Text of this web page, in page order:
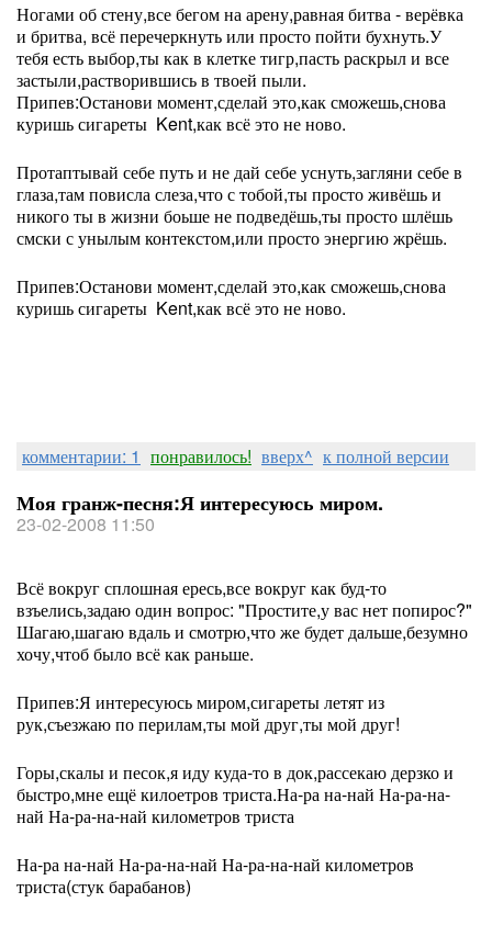
Ногами об стену,все бегом на арену,равная битва - верёвка
и бритва, всё перечеркнуть или просто пойти бухнуть.У
тебя есть выбор,ты как в клетке тигр,пасть раскрыл и все
застыли,растворившись в твоей пыли.
Припев:Останови момент,сделай это,как сможешь,снова
куришь сигареты Kent,как всё это не ново.
Протаптывай себе путь и не дай себе уснуть,загляни себе в
глаза,там повисла слеза,что с тобой,ты просто живёшь и
никого ты в жизни боьше не подведёшь,ты просто шлёшь
смски с унылым контекстом,или просто энергию жрёшь.
Припев:Останови момент,сделай это,как сможешь,снова
куришь сигареты Kent,как всё это не ново.
комментарии: 1 понравилось! вверх^ к полной версии
Моя гранж-песня:Я интересуюсь миром.
23-02-2008 11:50
Всё вокруг сплошная ересь,все вокруг как буд-то
взъелись,задаю один вопрос: "Простите,у вас нет попирос?"
Шагаю,шагаю вдаль и смотрю,что же будет дальше,безумно
хочу,чтоб было всё как раньше.
Припев:Я интересуюсь миром,сигареты летят из
рук,съезжаю по перилам,ты мой друг,ты мой друг!
Горы,скалы и песок,я иду куда-то в док,рассекаю дерзко и
быстро,мне ещё килоетров триста.На-ра на-най На-ра-на-
най На-ра-на-най километров триста
На-ра на-най На-ра-на-най На-ра-на-най километров
триста(стук барабанов)